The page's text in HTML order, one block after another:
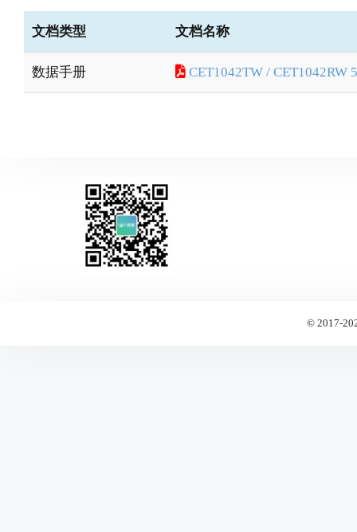
文档类型 文档名称
数据手册 CET1042TW / CET1042RW
© 2017-